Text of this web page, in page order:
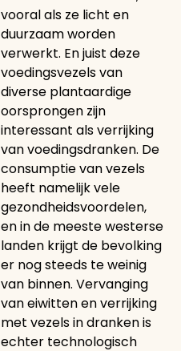
vooral als ze licht en
duurzaam worden
verwerkt. En juist deze
voedingsvezels van
diverse plantaardige
oorsprongen zijn
interessant als verrijking
van voedingsdranken. De
consumptie van vezels
heeft namelijk vele
gezondheidsvoordelen,
en in de meeste westerse
landen krijgt de bevolking
er nog steeds te weinig
van binnen. Vervanging
van eiwitten en verrijking
met vezels in dranken is
echter technologisch